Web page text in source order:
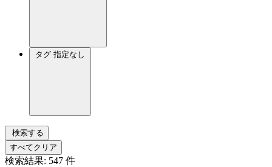
タグ 指定なし
検索する
すべてクリア
検索結果: 547 件